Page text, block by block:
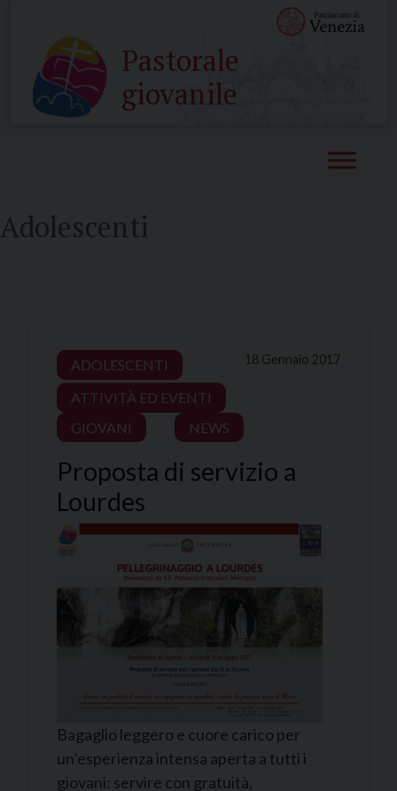
content
Pastorale
giovanile
Adolescenti
18 Gennaio 2017
ADOLESCENTI
ATTIVITÀ ED EVENTI
GIOVANI
NEWS
Proposta di servizio a
Lourdes
Bagaglio leggero e cuore carico per
un’esperienza intensa aperta a tutti i
giovani: servire con gratuità,